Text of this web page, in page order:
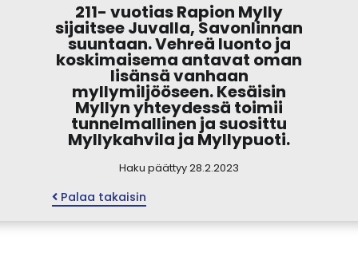
211- vuotias Rapion Mylly
sijaitsee Juvalla, Savonlinnan
suuntaan. Vehreä luonto ja
koskimaisema antavat oman
lisänsä vanhaan
myllymiljööseen. Kesäisin
Myllyn yhteydessä toimii
tunnelmallinen ja suosittu
Myllykahvila ja Myllypuoti.
Haku päättyy 28.2.2023
Palaa takaisin